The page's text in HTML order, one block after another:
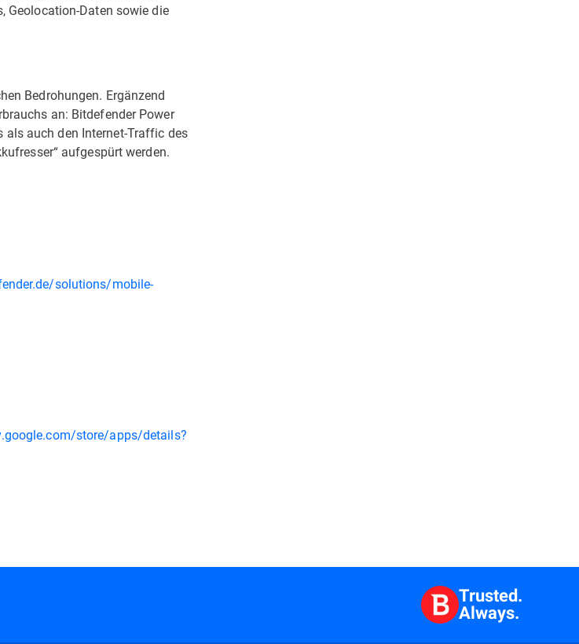
Geolocation-Daten sowie die
Bedrohungen. Ergänzend
an: Bitdefender Power
als auch den Internet-Traffic des
aufgespürt werden.
solutions/mobile-
store/apps/details?
Trusted.
Always.